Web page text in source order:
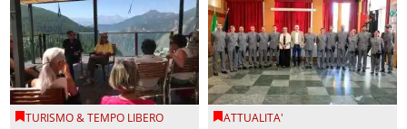
TURISMO & TEMPO LIBERO ATTUALITA'